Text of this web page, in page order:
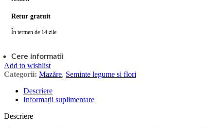
Retur gratuit
În termen de 14 zile
Cere informatii
Add to wishlist
Categorii: Mazăre, Seminte legume si flori
Descriere
Informații suplimentare
Descriere